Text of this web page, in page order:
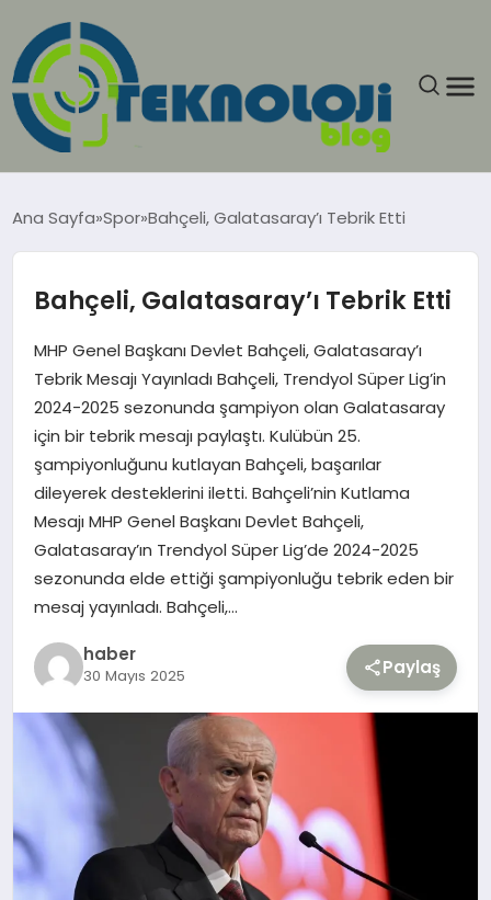
GÜNCEL
EĞITIM
EKONOMI
GENEL
GÜNDEM
TEKNOLOJI
YAŞAM
Ana Sayfa Spor Bahçeli, Galatasaray’ı Tebrik Etti
Bahçeli, Galatasaray’ı Tebrik Etti
MHP Genel Başkanı Devlet Bahçeli, Galatasaray’ı
Tebrik Mesajı Yayınladı Bahçeli, Trendyol Süper Lig’in
2024-2025 sezonunda şampiyon olan Galatasaray
için bir tebrik mesajı paylaştı. Kulübün 25.
şampiyonluğunu kutlayan Bahçeli, başarılar
dileyerek desteklerini iletti. Bahçeli’nin Kutlama
Mesajı MHP Genel Başkanı Devlet Bahçeli,
Galatasaray’ın Trendyol Süper Lig’de 2024-2025
sezonunda elde ettiği şampiyonluğu tebrik eden bir
mesaj yayınladı. Bahçeli,…
haber
30 Mayıs 2025 Paylaş